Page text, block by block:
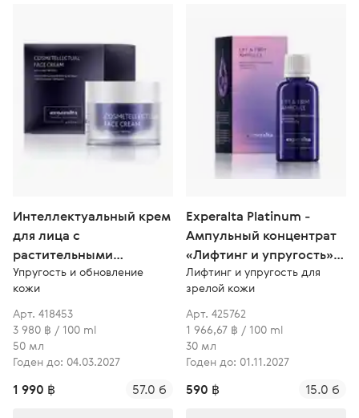
Интеллектуальный крем
для лица с
растительными
пептидами
Упругость и обновление
кожи
Арт. 418453
3 980 ฿ / 100 ml
50 мл
Годен до: 04.03.2027
1 990 ฿ 57.0 б
Experalta Platinum -
Ампульный концентрат
«Лифтинг и упругость»
для зрелой кожи
Лифтинг и упругость для
зрелой кожи
Арт. 425762
1 966,67 ฿ / 100 ml
30 мл
Годен до: 01.11.2027
590 ฿ 15.0 б